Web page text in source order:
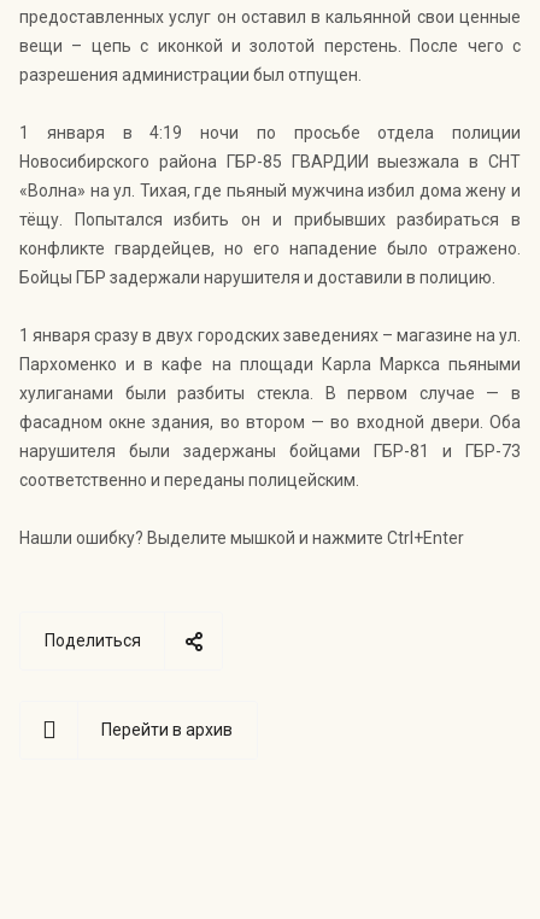
предоставленных услуг он оставил в кальянной свои ценные
вещи – цепь с иконкой и золотой перстень. После чего с
разрешения администрации был отпущен.
1 января в 4:19 ночи по просьбе отдела полиции
Новосибирского района ГБР-85 ГВАРДИИ выезжала в СНТ
«Волна» на ул. Тихая, где пьяный мужчина избил дома жену и
тёщу. Попытался избить он и прибывших разбираться в
конфликте гвардейцев, но его нападение было отражено.
Бойцы ГБР задержали нарушителя и доставили в полицию.
1 января сразу в двух городских заведениях – магазине на ул.
Пархоменко и в кафе на площади Карла Маркса пьяными
хулиганами были разбиты стекла. В первом случае — в
фасадном окне здания, во втором — во входной двери. Оба
нарушителя были задержаны бойцами ГБР-81 и ГБР-73
соответственно и переданы полицейским.
Нашли ошибку? Выделите мышкой и нажмите Ctrl+Enter
Поделиться
Перейти в архив